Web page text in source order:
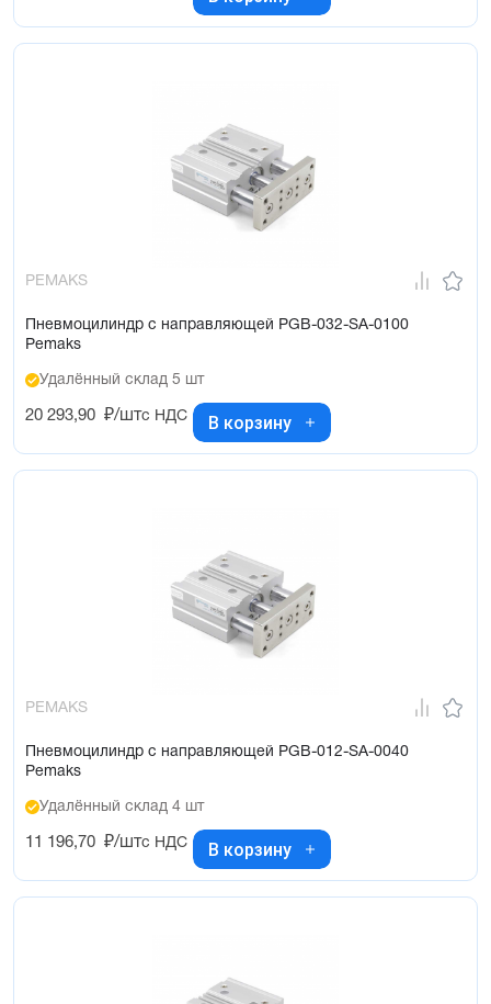
PEMAKS
Пневмоцилиндр с направляющей PGB-032-SA-0100
Pemaks
Удалённый склад 5 шт
20 293,90 ₽/штс НДС В корзину
PEMAKS
Пневмоцилиндр с направляющей PGB-012-SA-0040
Pemaks
Удалённый склад 4 шт
11 196,70 ₽/штс НДС В корзину